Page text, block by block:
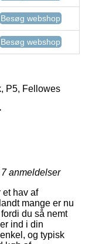
Besøg webshop
Besøg webshop
P5, Fellowes
7anmeldelser
et hav af
mange er nu
du så nemt
ind i din
og typisk